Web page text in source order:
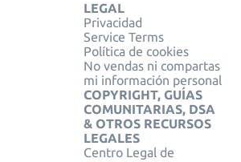
LEGAL
Privacidad
Service Terms
Política de cookies
No vendas ni compartas
mi información personal
COPYRIGHT, GUÍAS
COMUNITARIAS, DSA
& OTROS RECURSOS
LEGALES
Centro Legal de